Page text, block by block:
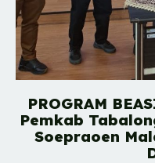
PROGRAM
Pemkab
Soepraoen